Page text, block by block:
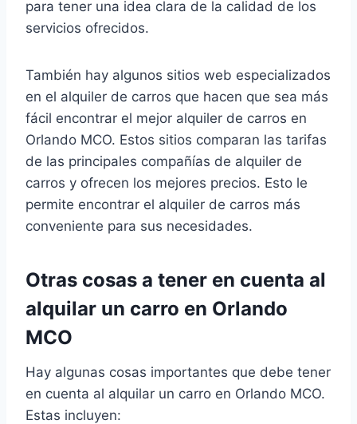
para tener una idea clara de la calidad de los
servicios ofrecidos.
También hay algunos sitios web especializados
en el alquiler de carros que hacen que sea más
fácil encontrar el mejor alquiler de carros en
Orlando MCO. Estos sitios comparan las tarifas
de las principales compañías de alquiler de
carros y ofrecen los mejores precios. Esto le
permite encontrar el alquiler de carros más
conveniente para sus necesidades.
Otras cosas a tener en cuenta al
alquilar un carro en Orlando
MCO
Hay algunas cosas importantes que debe tener
en cuenta al alquilar un carro en Orlando MCO.
Estas incluyen: